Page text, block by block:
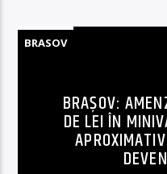
BRASOV
BRAȘOV:
DE LEI ÎN